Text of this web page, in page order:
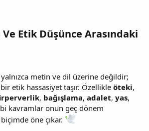
Etik Düşünce Arasındaki
metin ve dil üzerine değildir;
etik hassasiyet taşır. Özellikle öteki,
, bağışlama, adalet, yas,
kavramlar onun geç dönem
öne çıkar.